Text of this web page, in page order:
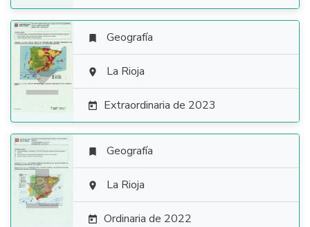

 Geografía
 La Rioja
 Extraordinaria de 2023

 Geografía
 La Rioja
 Ordinaria de 2022